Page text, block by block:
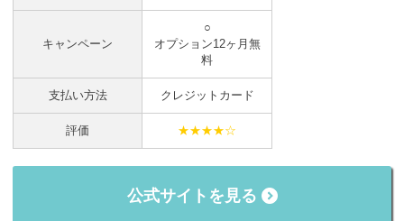
キャンペーン
○
オプション12ヶ月無
料
支払い方法 クレジットカード
評価 ★★★★☆
公式サイトを見る